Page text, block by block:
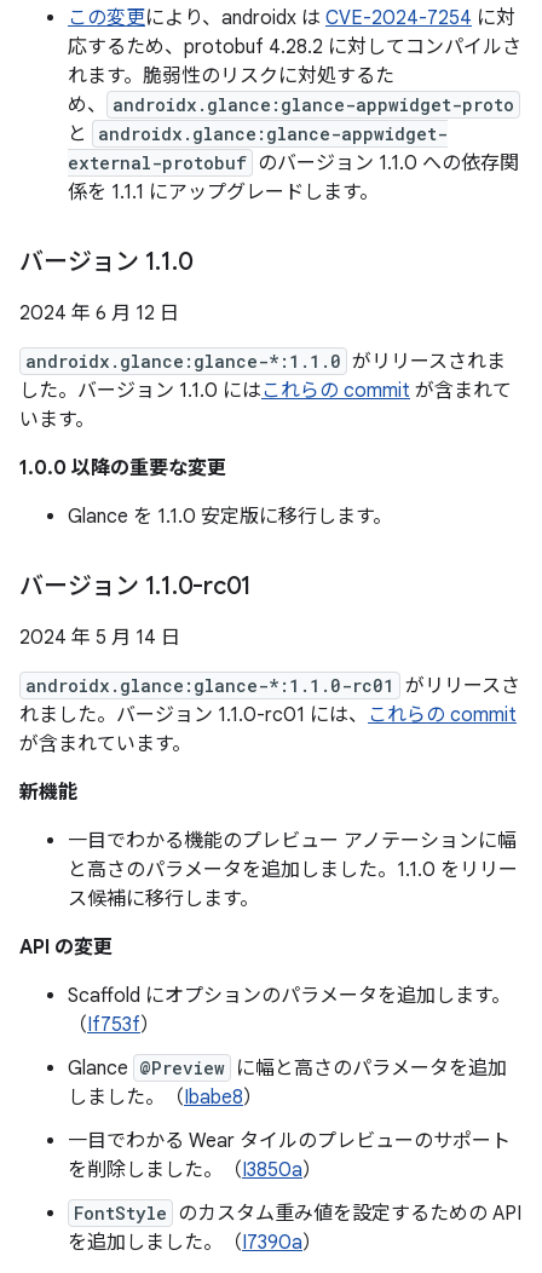
この変更により、androidx は CVE-2024-7254 に対
応するため、protobuf 4.28.2 に対してコンパイルさ
れます。脆弱性のリスクに対処するた
め、
androidx.glance:glance-appwidget-proto
と
androidx.glance:glance-appwidget-
external-protobuf のバージョン 1.1.0 への依存関
係を 1.1.1 にアップグレードします。
バージョン 1.1.0
2024 年 6 月 12 日
androidx.glance:glance-*:1.1.0 がリリースされま
した。バージョン 1.1.0 にはこれらの commit が含まれて
います。
1.0.0 以降の重要な変更
Glance を 1.1.0 安定版に移行します。
バージョン 1.1.0-rc01
2024 年 5 月 14 日
androidx.glance:glance-*:1.1.0-rc01
がリリースさ
れました。バージョン 1.1.0-rc01 には、 これらの commit
が含まれています。
新機能
一目でわかる機能のプレビュー アノテーションに幅
と高さのパラメータを追加しました。1.1.0 をリリー
ス候補に移行します。
API の変更
Scaffold にオプションのパラメータを追加します。
（If753f）
Glance @Preview に幅と高さのパラメータを追加
しました。（Ibabe8）
一目でわかる Wear タイルのプレビューのサポート
を削除しました。（I3850a）
FontStyle のカスタム重み値を設定するための API
を追加しました。（I7390a）